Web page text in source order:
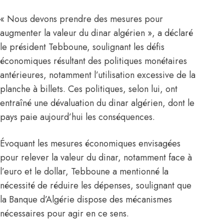
« Nous devons prendre des mesures pour
augmenter la valeur du dinar algérien », a déclaré
le président Tebboune, soulignant les défis
économiques résultant des politiques monétaires
antérieures, notamment l’utilisation excessive de la
planche à billets. Ces politiques, selon lui, ont
entraîné une dévaluation du dinar algérien, dont le
pays paie aujourd’hui les conséquences.
Évoquant les mesures économiques envisagées
pour relever la valeur du dinar, notamment face à
l’euro et le dollar, Tebboune a mentionné la
nécessité de réduire les dépenses, soulignant que
la Banque d’Algérie dispose des mécanismes
nécessaires pour agir en ce sens.